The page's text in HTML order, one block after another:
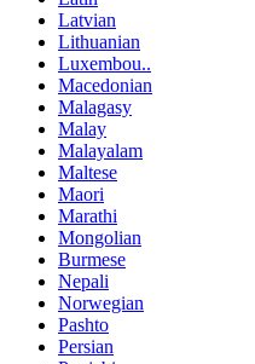
Latvian
Lithuanian
Luxembou..
Macedonian
Malagasy
Malay
Malayalam
Maltese
Maori
Marathi
Mongolian
Burmese
Nepali
Norwegian
Pashto
Persian